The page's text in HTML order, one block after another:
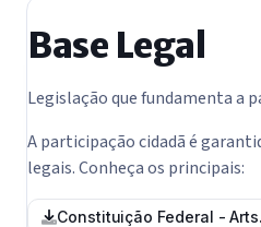
Base Legal
Legislação que fundamenta a
A participação cidadã é
legais. Conheça os principais:
Constituição Federal -